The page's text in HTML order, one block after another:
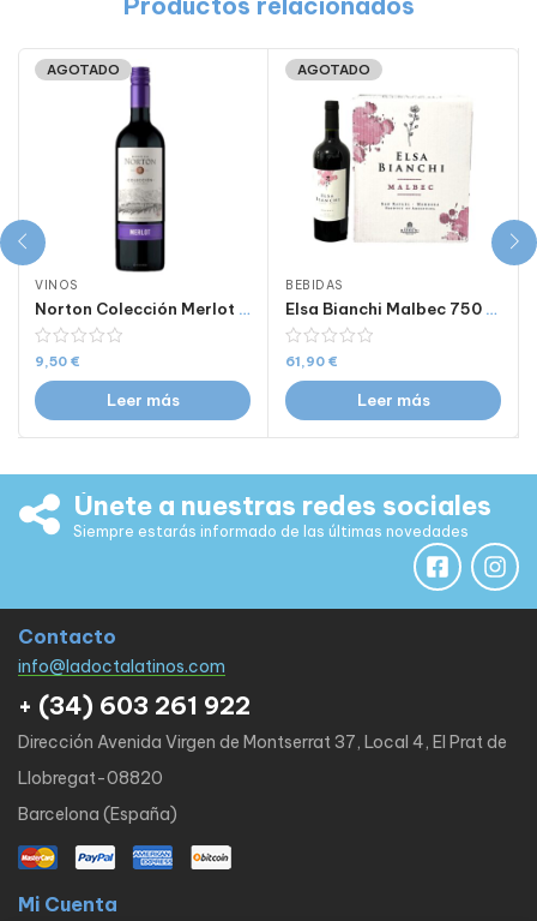
AGOTADO
VINOS
Norton Colección Merlot 750 ml
9,50 €
Leer más
AGOTADO
BEBIDAS
Elsa Bianchi Malbec 750 ml Caja de 6 Botellas
61,90 €
Leer más
Únete a nuestras redes sociales
Siempre estarás informado de las últimas novedades
Contacto
info@ladoctalatinos.com
+ (34) 603 261 922
Dirección Avenida Virgen de Montserrat 37, Local 4, El Prat de
Llobregat-08820
Barcelona (España)
Mi Cuenta